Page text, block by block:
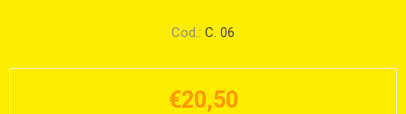
Cod.: C. 06
€20,50